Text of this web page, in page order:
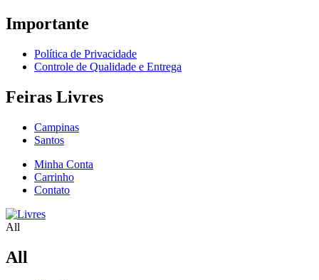
Importante
Política de Privacidade
Controle de Qualidade e Entrega
Feiras Livres
Campinas
Santos
Minha Conta
Carrinho
Contato
All
All